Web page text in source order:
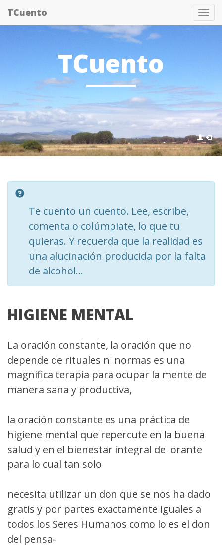
Pasar
TCuento
TCuento
Te cuento un cuento. Lee, escribe,
comenta o colúmpiate, lo que tu
quieras. Y recuerda que la realidad es
una alucinación producida por la falta
de alcohol...
HIGIENE MENTAL
La oración constante, la oración que no
depende de rituales ni normas es una
magnifica terapia para ocupar la mente de
manera sana y productiva,
la oración constante es una práctica de
higiene mental que repercute en la buena
salud y en el bienestar integral del orante
para lo cual tan solo
necesita utilizar un don que se nos ha dado
gratis y por partes exactamente iguales a
todos los Seres Humanos como lo es el don
del pensa-